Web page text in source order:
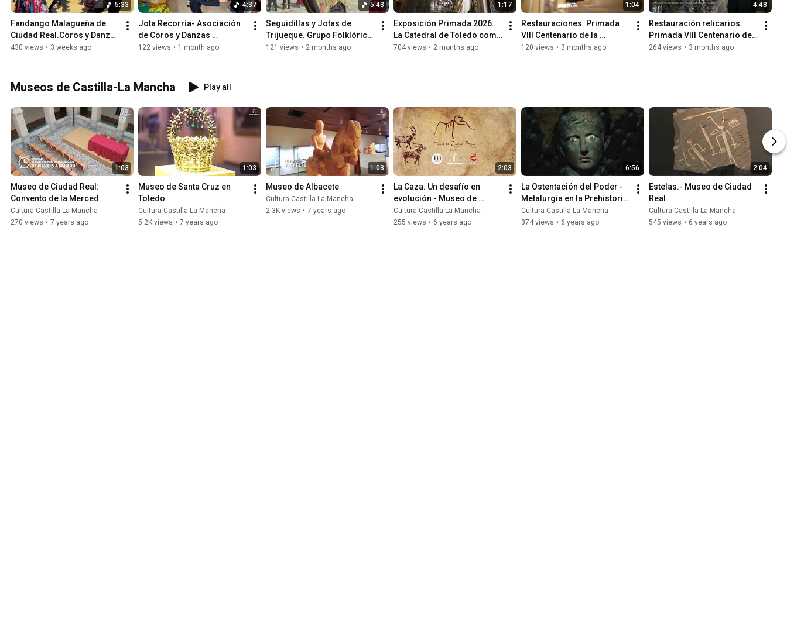
5:33
Fandango Malagueña de
Ciudad Real.Coros y Danzas
Nuestra Señora del Prado
430 views • 3 weeks ago
4:37
Jota Recorría- Asociación
de Coros y Danzas
Revolvedera  Navalcán
122 views • 1 month ago
5:43
Seguidillas y Jotas de
Trijueque. Grupo Folklórico
Palacio de la Cotilla.
121 views • 2 months ago
1:17
Exposición Primada 2026.
La Catedral de Toledo como
nunca la has visto
704 views • 2 months ago
1:04
Restauraciones. Primada
VIII Centenario de la
Catedral de Toledo
120 views • 3 months ago
4:48
Restauración relicarios.
Primada VIII Centenario de
la Catedral de Toledo. D
264 views • 3 months ago
Museos de Castilla-La Mancha Play all
1:03
Museo de Ciudad Real:
Convento de la Merced
Cultura Castilla-La Mancha
270 views • 7 years ago
1:03
Museo de Santa Cruz en
Toledo
Cultura Castilla-La Mancha
5.2K views • 7 years ago
1:03
Museo de Albacete
Cultura Castilla-La Mancha
2.3K views • 7 years ago
2:03
La Caza. Un desafío en
evolución - Museo de
Ciudad Real
Cultura Castilla-La Mancha
255 views • 6 years ago
6:56
La Ostentación del Poder -
Metalurgia en la Prehistoria
( Exposición)
Cultura Castilla-La Mancha
374 views • 6 years ago
2:04
Estelas.- Museo de Ciudad
Real
Cultura Castilla-La Mancha
545 views • 6 years ago